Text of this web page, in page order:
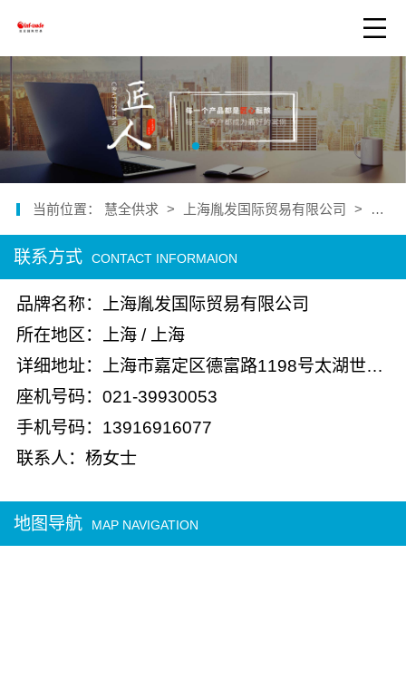
当前位置： 慧全供求 > 上海胤发国际贸易有限公司 > 联系
联系方式 CONTACT INFORMAION
品牌名称：上海胤发国际贸易有限公司
所在地区：上海 / 上海
详细地址：上海市嘉定区德富路1198号太湖世家10楼1003室
座机号码：021-39930053
手机号码：13916916077
联系人：杨女士
地图导航 MAP NAVIGATION